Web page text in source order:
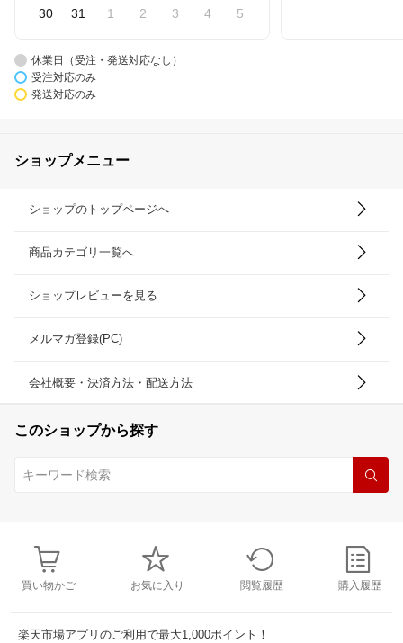
30 31 1 2 3 4 5
休業日（受注・発送対応なし）
受注対応のみ
発送対応のみ
ショップメニュー
ショップのトップページへ
商品カテゴリ一覧へ
ショップレビューを見る
メルマガ登録(PC)
会社概要・決済方法・配送方法
このショップから探す
買い物かご お気に入り 閲覧履歴 購入履歴
楽天市場アプリのご利用で最大1,000ポイント！